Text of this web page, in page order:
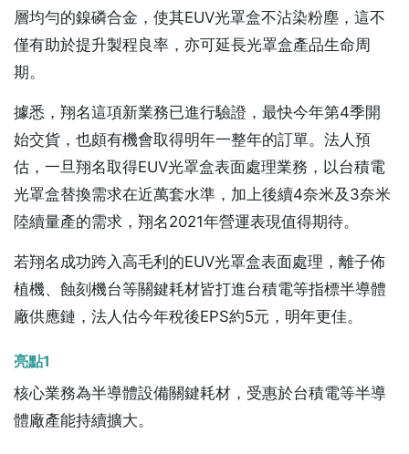
層均勻的鎳磷合金，使其EUV光罩盒不沾染粉塵，這不
僅有助於提升製程良率，亦可延長光罩盒產品生命周
期。
據悉，翔名這項新業務已進行驗證，最快今年第4季開
始交貨，也頗有機會取得明年一整年的訂單。法人預
估，一旦翔名取得EUV光罩盒表面處理業務，以台積電
光罩盒替換需求在近萬套水準，加上後續4奈米及3奈米
陸續量產的需求，翔名2021年營運表現值得期待。
若翔名成功跨入高毛利的EUV光罩盒表面處理，離子佈
植機、蝕刻機台等關鍵耗材皆打進台積電等指標半導體
廠供應鏈，法人估今年稅後EPS約5元，明年更佳。
亮點1
核心業務為半導體設備關鍵耗材，受惠於台積電等半導
體廠產能持續擴大。